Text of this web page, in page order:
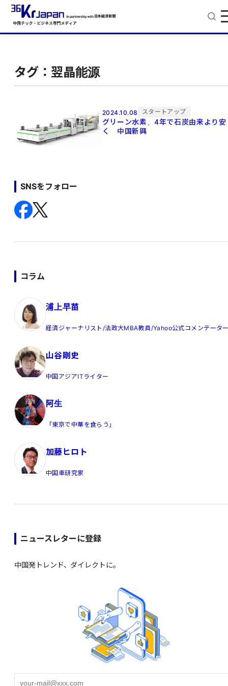
タグ：翌晶能源
2024.10.08 スタートアップ
グリーン水素、4年で石炭由来より安
く 中国新興
SNSをフォロー
コラム
浦上早苗
経済ジャーナリスト/法政大MBA教員/Yahoo公式コメンテータ
山谷剛史
中国アジアITライター
阿生
「東京で中華を食らう」
加藤ヒロト
中国車研究家
ニュースレターに登録
中国発トレンド、ダイレクトに。